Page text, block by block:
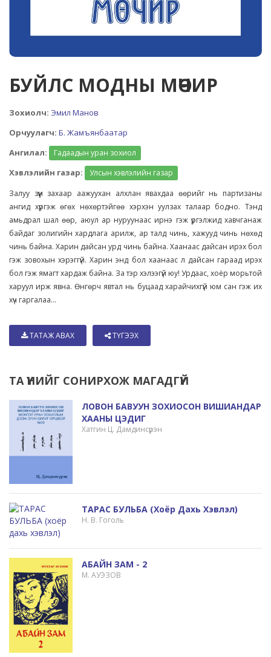
БУЙЛС МОДНЫ МӨЧИР
Зохиолч: Эмил Манов
Орчуулагч: Б. Жамъянбаатар
Ангилал:
Гадаадын уран зохиол
Хэвлэлийн газар:
Улсын хэвлэлийн газар
Залуу зүүн захаар аажуухан алхлан явахдаа өөрийг нь партизаны
ангид хүргэж өгөх нөхөртэйгөө хэрхэн уулзах талаар бодно. Тэнд
амьдрал шал өөр, аюул ар нуруунаас ирнэ гэж үргэлжид хавчганаж
байдаг золигийн хардлага арилж, ар талд чинь, хажууд чинь нөхөд
чинь байна. Харин дайсан урд чинь байна. Хаанаас дайсан ирэх бол
гэж зовохын хэрэггүй. Харин энд бол хаанаас л дайсан гараад ирэх
бол гэж ямагт хардаж байна. За тэр хэлээгүй юу! Урдаас, хоёр морьтой
харуул ирж явна. Өнгөрч явтал нь буцаад харайчихгүй юм сан гэж их
хүч гаргалаа...
ТАТАЖ АВАХ ТҮГЭЭХ
ТА ҮҮНИЙГ СОНИРХОЖ МАГАДГҮЙ
ЛОВОН БАВУУН ЗОХИОСОН ВИШИАНДАР
ХААНЫ ЦЭДИГ
Хатгин Ц. Дамдинсүрэн
ТАРАС БУЛЬБА (хоёр Дахь Хэвлэл)
Н. В. Гоголь
АБАЙН ЗАМ - 2
М. АУЭЗОВ